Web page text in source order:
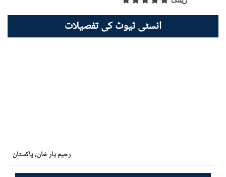
انسٹی ٹیوٹ کی تفصیلات
رحیم یار خان,پاکستان